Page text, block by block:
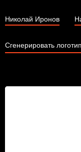
Николай Иронов
Сгенерировать логотип